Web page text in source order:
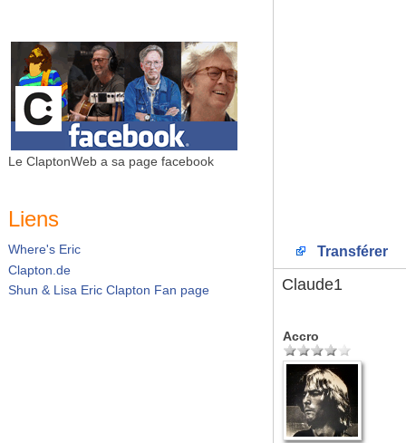
Le ClaptonWeb a sa page facebook
Liens
Where's Eric
Clapton.de
Shun & Lisa Eric Clapton Fan page
Transférer
Claude1
Accro